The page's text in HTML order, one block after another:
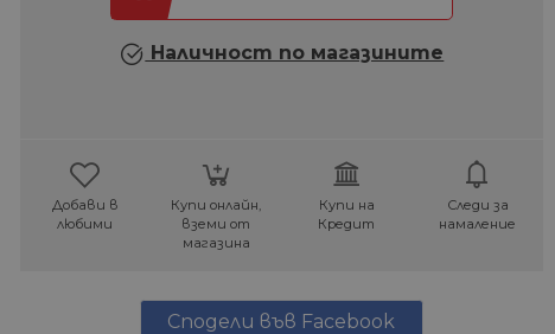
Наличност по магазините
Добави в
любими
Купи онлайн,
вземи от
магазина
Купи на
Кредит
Следи за
намаление
Сподели във Facebook